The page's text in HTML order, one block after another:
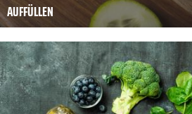
AUFFÜLLEN